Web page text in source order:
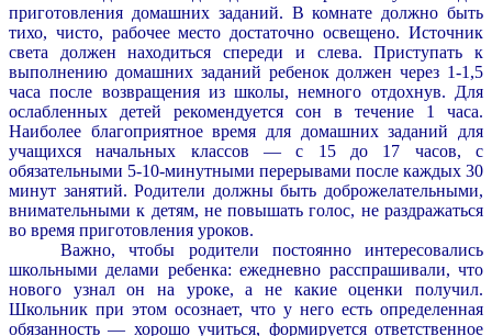
приготовления домашних заданий. В комнате должно быть
тихо, чисто, рабочее место достаточно освещено. Источник
света должен находиться спереди и слева. Приступать к
выполнению домашних заданий ребенок должен через 1-1,5
часа после возвращения из школы, немного отдохнув. Для
ослабленных детей рекомендуется сон в течение 1 часа.
Наиболее благоприятное время для домашних заданий для
учащихся начальных классов — с 15 до 17 часов, с
обязательными 5-10-минутными перерывами после каждых 30
минут занятий. Родители должны быть доброжелательными,
внимательными к детям, не повышать голос, не раздражаться
во время приготовления уроков.
Важно, чтобы родители постоянно интересовались
школьными делами ребенка: ежедневно расспрашивали, что
нового узнал он на уроке, а не какие оценки получил.
Школьник при этом осознает, что у него есть определенная
обязанность — хорошо учиться, формируется ответственное